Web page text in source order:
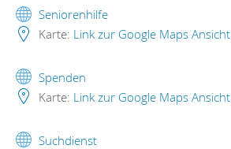
Seniorenhilfe
Karte: Link zur Google Maps Ansicht
Spenden
Karte: Link zur Google Maps Ansicht
Suchdienst